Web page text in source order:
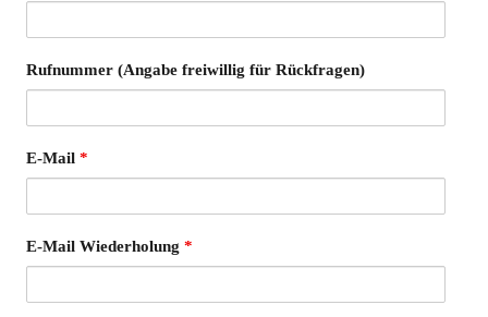
Rufnummer (Angabe freiwillig für Rückfragen)
E-Mail *
E-Mail Wiederholung *